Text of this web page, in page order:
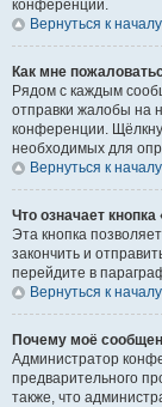
конференции.
Вернуться к началу
Как мне
Рядом с каждым
отправки жалобы на
конференции.
необходимых для
Вернуться к началу
Что означает
Эта кнопка
закончить и
перейдите в
Вернуться к началу
Почему моё
Администратор
предварительного
также, что